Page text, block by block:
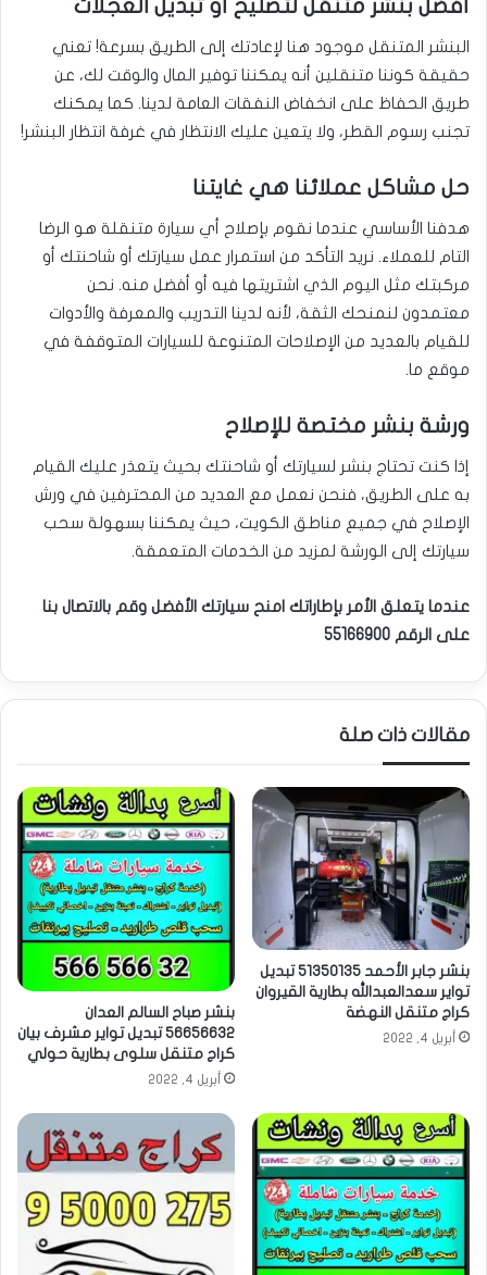
أفضل بنشر متنقل لتصليح أو تبديل العجلات
البنشر المتنقل موجود هنا لإعادتك إلى الطريق بسرعة! تعني
حقيقة كوننا متنقلين أنه يمكننا توفير المال والوقت لك، عن
طريق الحفاظ على انخفاض النفقات العامة لدينا. كما يمكنك
تجنب رسوم القطر، ولا يتعين عليك الانتظار في غرفة انتظار البنشر!
حل مشاكل عملائنا هي غايتنا
هدفنا الأساسي عندما نقوم بإصلاح أي سيارة متنقلة هو الرضا
التام للعملاء. نريد التأكد من استمرار عمل سيارتك أو شاحنتك أو
مركبتك مثل اليوم الذي اشتريتها فيه أو أفضل منه. نحن
معتمدون لنمنحك الثقة، لأنه لدينا التدريب والمعرفة والأدوات
للقيام بالعديد من الإصلاحات المتنوعة للسيارات المتوقفة في
موقع ما.
ورشة بنشر مختصة للإصلاح
إذا كنت تحتاج بنشر لسيارتك أو شاحنتك بحيث يتعذر عليك القيام
به على الطريق، فنحن نعمل مع العديد من المحترفين في ورش
الإصلاح في جميع مناطق الكويت، حيث يمكننا بسهولة سحب
سيارتك إلى الورشة لمزيد من الخدمات المتعمقة.
عندما يتعلق الأمر بإطاراتك امنح سيارتك الأفضل وقم بالاتصال بنا
على الرقم 55166900
مقالات ذات صلة
بنشر جابر الأحمد 51350135 تبديل
تواير سعدالعبدالله بطارية القيروان
كراج متنقل النهضة
أبريل 4, 2022
بنشر صباح السالم العدان
56656632 تبديل تواير مشرف بيان
كراج متنقل سلوى بطارية حولي
أبريل 4, 2022